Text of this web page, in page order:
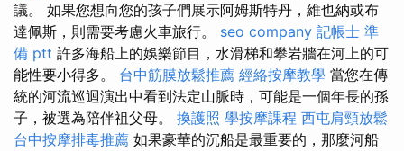
議。 如果您想向您的孩子們展示阿姆斯特丹，維也納或布
達佩斯，則需要考慮火車旅行。 seo company 記帳士 準
備 ptt 許多海船上的娛樂節目，水滑梯和攀岩牆在河上的可
能性要小得多。 台中筋膜放鬆推薦 經絡按摩教學 當您在傳
統的河流巡迴演出中看到法定山脈時，可能是一個年長的孫
子，被選為陪伴祖父母。 換護照 學按摩課程 西屯肩頸放鬆
台中按摩排毒推薦 如果豪華的沉船是最重要的，那麼河船